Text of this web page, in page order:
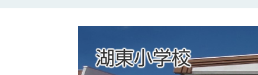
湖東小学校